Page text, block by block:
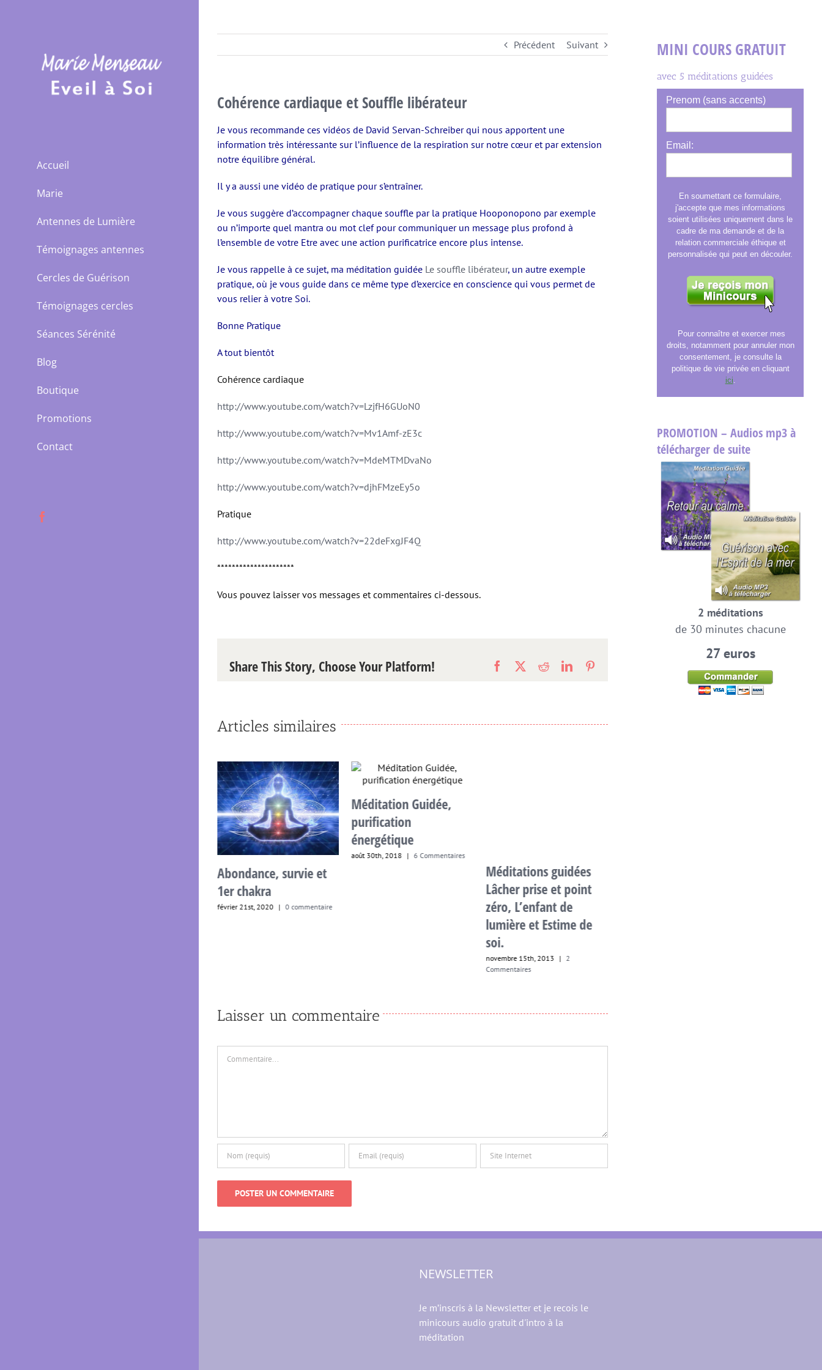
Accueil
Marie
Antennes de Lumière
Témoignages antennes
Cercles de Guérison
Témoignages cercles
Séances Sérénité
Blog
Boutique
Promotions
Contact
Précédent Suivant
Cohérence cardiaque et Souffle libérateur
Je vous recommande ces vidéos de David Servan-Schreiber qui nous apportent une
information très intéressante sur l’influence de la respiration sur notre cœur et par extension
notre équilibre général.
Il y a aussi une vidéo de pratique pour s’entraîner.
Je vous suggère d’accompagner chaque souffle par la pratique Hooponopono par exemple
ou n’importe quel mantra ou mot clef pour communiquer un message plus profond à
l’ensemble de votre Etre avec une action purificatrice encore plus intense.
Je vous rappelle à ce sujet, ma méditation guidée Le souffle libérateur, un autre exemple
pratique, où je vous guide dans ce même type d’exercice en conscience qui vous permet de
vous relier à votre Soi.
Bonne Pratique
A tout bientôt
Cohérence cardiaque
http://www.youtube.com/watch?v=LzjfH6GUoN0
http://www.youtube.com/watch?v=Mv1Amf-zE3c
http://www.youtube.com/watch?v=MdeMTMDvaNo
http://www.youtube.com/watch?v=djhFMzeEy5o
Pratique
http://www.youtube.com/watch?v=22deFxgJF4Q
*********************
Vous pouvez laisser vos messages et commentaires ci-dessous.
Share This Story, Choose Your Platform! Facebook RedditLinkedIn
Articles similaires
Abondance, survie et
1er chakra
février 21st, 2020 | 0 commentaire
Méditation Guidée,
purification
énergétique
août 30th, 2018 | 6 Commentaires
Méditations guidées
Lâcher prise et point
zéro, L’enfant de
lumière et Estime de
soi.
novembre 15th, 2013 | 2
Commentaires
Laisser un commentaire
MINI COURS GRATUIT
avec 5 méditations guidées
Prenom (sans accents)
Email:
En soumettant ce formulaire,
j'accepte que mes informations
soient utilisées uniquement dans le
cadre de ma demande et de la
relation commerciale éthique et
personnalisée qui peut en découler.
Pour connaître et exercer mes
droits, notamment pour annuler mon
consentement, je consulte la
politique de vie privée en cliquant
ici.
PROMOTION – Audios mp3 à
télécharger de suite
2 méditations
de 30 minutes chacune
27 euros
NEWSLETTER
Je m’inscris à la Newsletter et je recois le
minicours audio gratuit d'intro à la
méditation